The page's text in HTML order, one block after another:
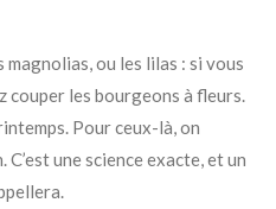
ou les lilas : si vous
couper les bourgeons à fleurs.
Pour ceux-là, on
une science exacte, et un